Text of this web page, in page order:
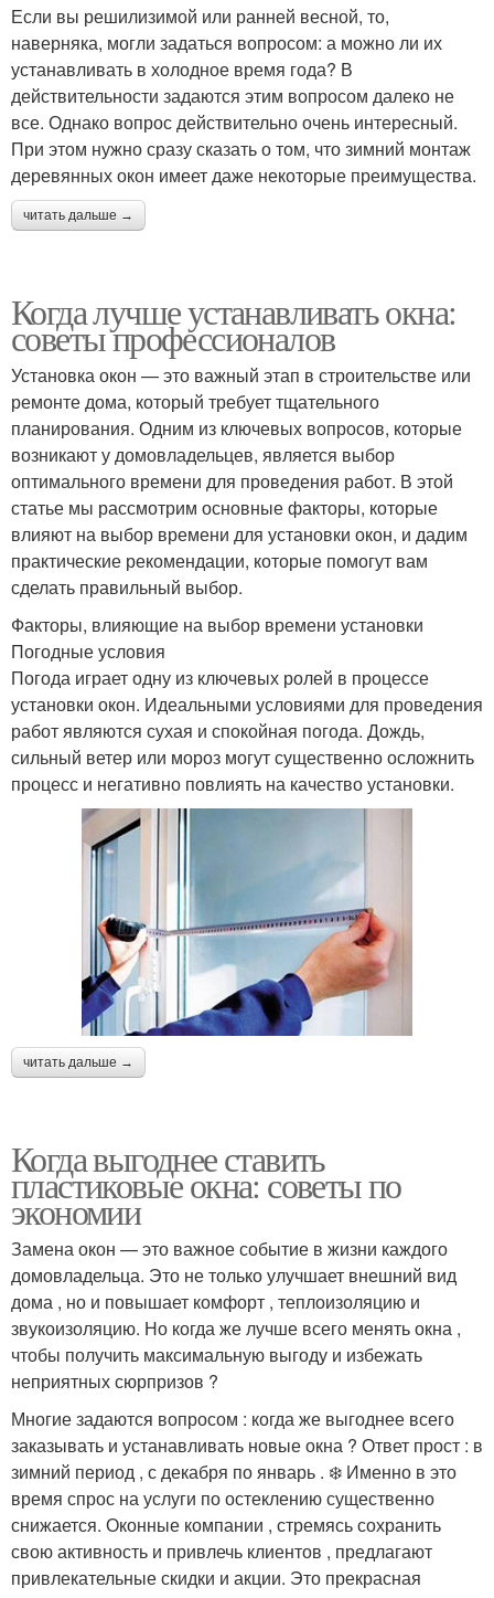
Если вы решилизимой или ранней весной, то,
наверняка, могли задаться вопросом: а можно ли их
устанавливать в холодное время года? В
действительности задаются этим вопросом далеко не
все. Однако вопрос действительно очень интересный.
При этом нужно сразу сказать о том, что зимний монтаж
деревянных окон имеет даже некоторые преимущества.
читать дальше →
Когда лучше устанавливать окна:
советы профессионалов
Установка окон — это важный этап в строительстве или
ремонте дома, который требует тщательного
планирования. Одним из ключевых вопросов, которые
возникают у домовладельцев, является выбор
оптимального времени для проведения работ. В этой
статье мы рассмотрим основные факторы, которые
влияют на выбор времени для установки окон, и дадим
практические рекомендации, которые помогут вам
сделать правильный выбор.
Факторы, влияющие на выбор времени установки
Погодные условия
Погода играет одну из ключевых ролей в процессе
установки окон. Идеальными условиями для проведения
работ являются сухая и спокойная погода. Дождь,
сильный ветер или мороз могут существенно осложнить
процесс и негативно повлиять на качество установки.
читать дальше →
Когда выгоднее ставить
пластиковые окна: советы по
экономии
Замена окон — это важное событие в жизни каждого
домовладельца. Это не только улучшает внешний вид
дома , но и повышает комфорт , теплоизоляцию и
звукоизоляцию. Но когда же лучше всего менять окна ,
чтобы получить максимальную выгоду и избежать
неприятных сюрпризов ?
Многие задаются вопросом : когда же выгоднее всего
заказывать и устанавливать новые окна ? Ответ прост : в
зимний период , с декабря по январь . ❄️ Именно в это
время спрос на услуги по остеклению существенно
снижается. Оконные компании , стремясь сохранить
свою активность и привлечь клиентов , предлагают
привлекательные скидки и акции. Это прекрасная